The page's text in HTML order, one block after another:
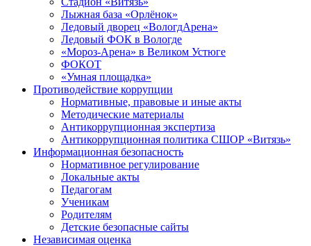
Лыжная база «Орлёнок»
Ледовый дворец «ВологдАрена»
Ледовый ФОК в Вологде
«Мороз-Арена» в Великом Устюге
ФОКОТ
«Умная площадка»
Противодействие коррупции
Нормативные, правовые и иные акты
Методические материалы
Антикоррупционная экспертиза
Антикоррупционная политика СШОР «Витязь»
Информационная безопасность
Нормативное регулирование
Локальные акты
Педагогам
Ученикам
Родителям
Детские безопасные сайты
Независимая оценка